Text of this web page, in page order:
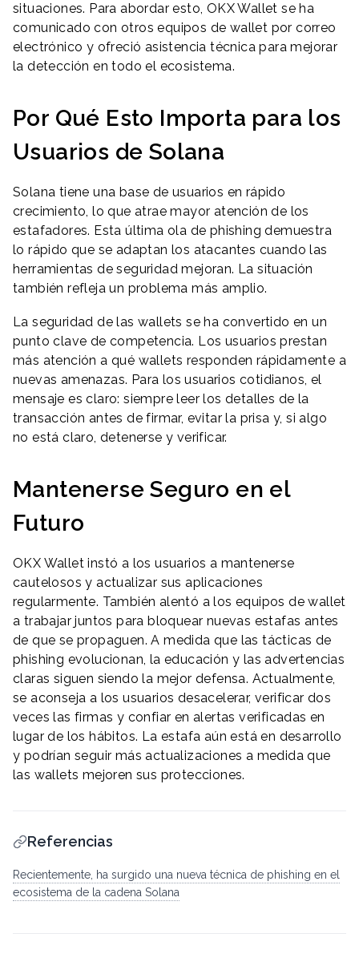
situaciones. Para abordar esto, OKX Wallet se ha
comunicado con otros equipos de wallet por correo
electrónico y ofreció asistencia técnica para mejorar
la detección en todo el ecosistema.
Por Qué Esto Importa para los
Usuarios de Solana
Solana tiene una base de usuarios en rápido
crecimiento, lo que atrae mayor atención de los
estafadores. Esta última ola de phishing demuestra
lo rápido que se adaptan los atacantes cuando las
herramientas de seguridad mejoran. La situación
también refleja un problema más amplio.
La seguridad de las wallets se ha convertido en un
punto clave de competencia. Los usuarios prestan
más atención a qué wallets responden rápidamente a
nuevas amenazas. Para los usuarios cotidianos, el
mensaje es claro: siempre leer los detalles de la
transacción antes de firmar, evitar la prisa y, si algo
no está claro, detenerse y verificar.
Mantenerse Seguro en el
Futuro
OKX Wallet instó a los usuarios a mantenerse
cautelosos y actualizar sus aplicaciones
regularmente. También alentó a los equipos de wallet
a trabajar juntos para bloquear nuevas estafas antes
de que se propaguen. A medida que las tácticas de
phishing evolucionan, la educación y las advertencias
claras siguen siendo la mejor defensa. Actualmente,
se aconseja a los usuarios desacelerar, verificar dos
veces las firmas y confiar en alertas verificadas en
lugar de los hábitos. La estafa aún está en desarrollo
y podrían seguir más actualizaciones a medida que
las wallets mejoren sus protecciones.
Referencias
Recientemente, ha surgido una nueva técnica de phishing en el
ecosistema de la cadena Solana